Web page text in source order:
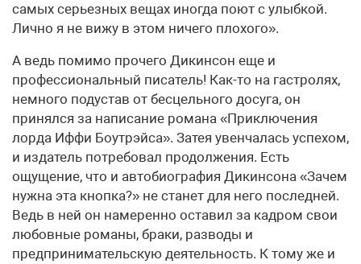
самых серьезных вещах иногда поют с улыбкой.
Лично я не вижу в этом ничего плохого».
А ведь помимо прочего Дикинсон еще и
профессиональный писатель! Как-то на гастролях,
немного подустав от бесцельного досуга, он
принялся за написание романа «Приключения
лорда Иффи Боутрэйса». Затея увенчалась успехом,
и издатель потребовал продолжения. Есть
ощущение, что и автобиография Дикинсона «Зачем
нужна эта кнопка?» не станет для него последней.
Ведь в ней он намеренно оставил за кадром свои
любовные романы, браки, разводы и
предпринимательскую деятельность. К тому же и